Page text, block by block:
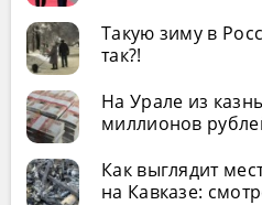
Такую зиму в
так?!
На Урале из
миллионов
Как выглядит
на Кавказе: